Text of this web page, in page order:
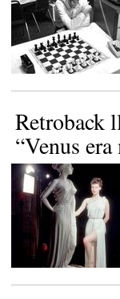
Retroback
“Venus